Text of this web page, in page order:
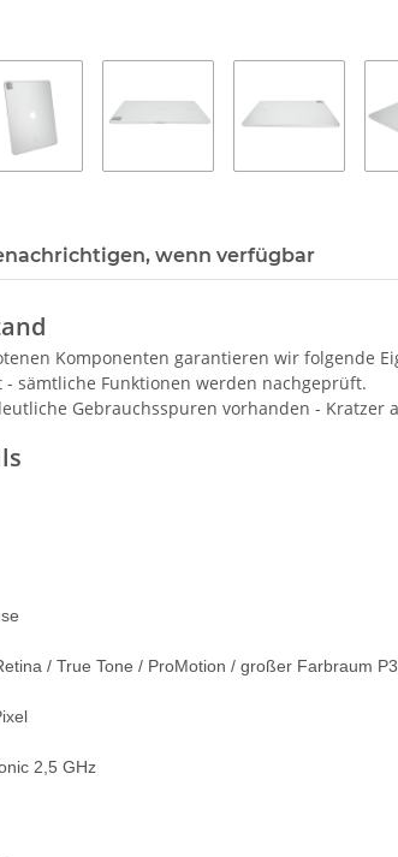
wenn verfügbar
Komponenten garantieren wir folgende
- sämtliche Funktionen werden nachgeprüft.
Gebrauchsspuren vorhanden - Kratzer
/ True Tone / ProMotion / großer Farbraum P3
2,5 GHz